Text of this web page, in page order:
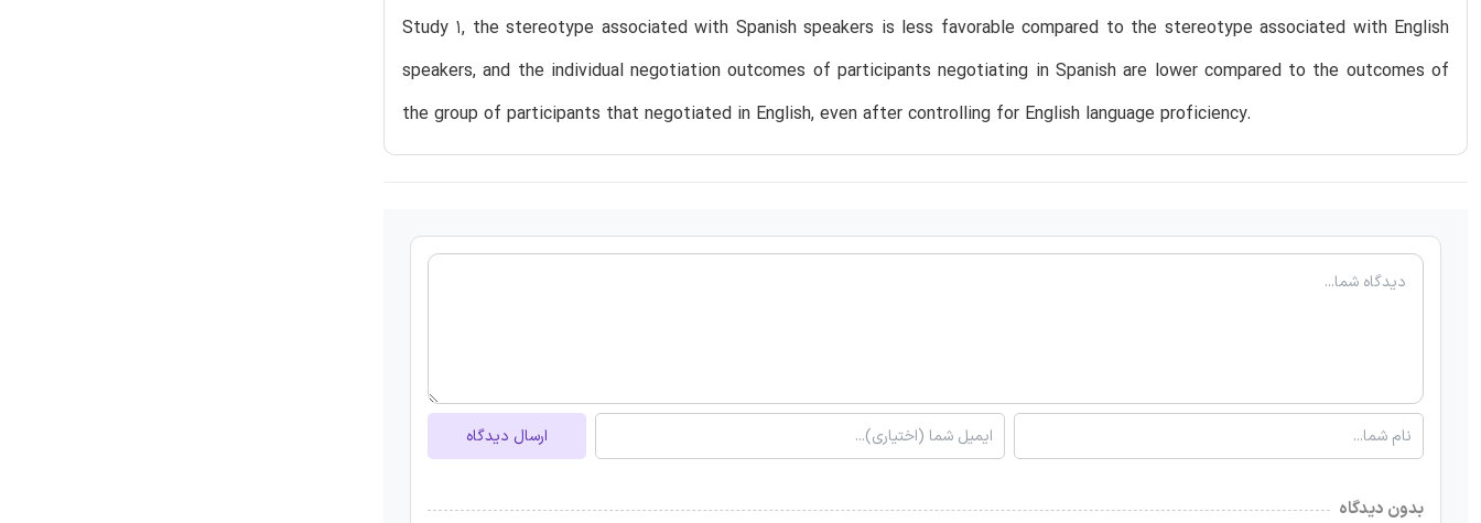
Study 1, the stereotype associated with Spanish speakers is less favorable compared to the stereotype associated with English
speakers, and the individual negotiation outcomes of participants negotiating in Spanish are lower compared to the outcomes of
the group of participants that negotiated in English, even after controlling for English language proficiency.
ارسال دیدگاه
بدون دیدگاه